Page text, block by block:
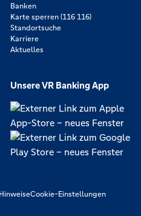
Banken
Karte sperren (116 116)
Standortsuche
Karriere
Aktuelles
Unsere VR Banking App
Cookie-Einstellungen